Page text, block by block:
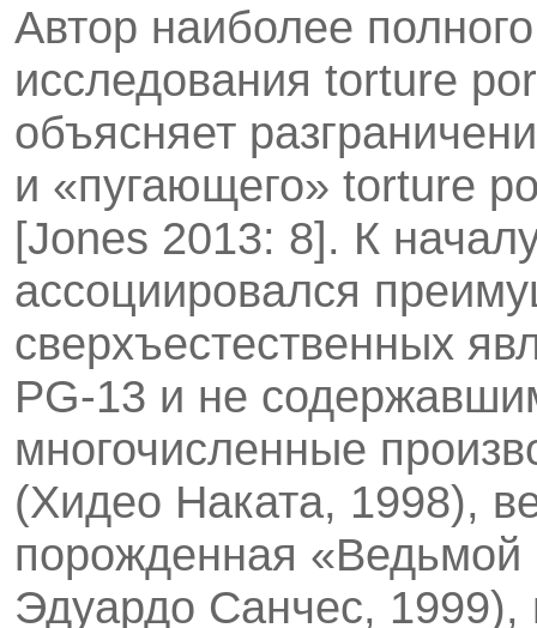
Автор наиболее
исследования torture
объясняет
и «пугающего» torture
[Jones 2013: 8]. К
ассоциировался
сверхъестественных
PG-13 и не
многочисленные
(Хидео Наката, 1998),
порожденная
Эдуардо Санчес, 1999),